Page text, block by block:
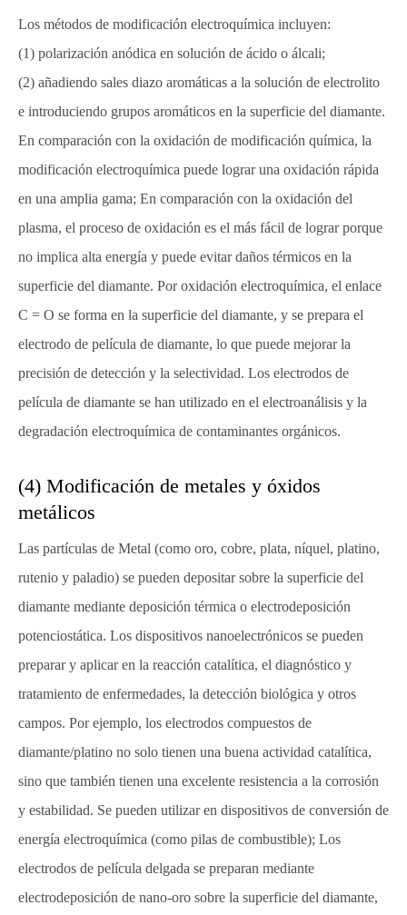
Los métodos de modificación electroquímica incluyen:
(1) polarización anódica en solución de ácido o álcali;
(2) añadiendo sales diazo aromáticas a la solución de electrolito
e introduciendo grupos aromáticos en la superficie del diamante.
En comparación con la oxidación de modificación química, la
modificación electroquímica puede lograr una oxidación rápida
en una amplia gama; En comparación con la oxidación del
plasma, el proceso de oxidación es el más fácil de lograr porque
no implica alta energía y puede evitar daños térmicos en la
superficie del diamante. Por oxidación electroquímica, el enlace
C = O se forma en la superficie del diamante, y se prepara el
electrodo de película de diamante, lo que puede mejorar la
precisión de detección y la selectividad. Los electrodos de
película de diamante se han utilizado en el electroanálisis y la
degradación electroquímica de contaminantes orgánicos.
(4) Modificación de metales y óxidos
metálicos
Las partículas de Metal (como oro, cobre, plata, níquel, platino,
rutenio y paladio) se pueden depositar sobre la superficie del
diamante mediante deposición térmica o electrodeposición
potenciostática. Los dispositivos nanoelectrónicos se pueden
preparar y aplicar en la reacción catalítica, el diagnóstico y
tratamiento de enfermedades, la detección biológica y otros
campos. Por ejemplo, los electrodos compuestos de
diamante/platino no solo tienen una buena actividad catalítica,
sino que también tienen una excelente resistencia a la corrosión
y estabilidad. Se pueden utilizar en dispositivos de conversión de
energía electroquímica (como pilas de combustible); Los
electrodos de película delgada se preparan mediante
electrodeposición de nano-oro sobre la superficie del diamante,